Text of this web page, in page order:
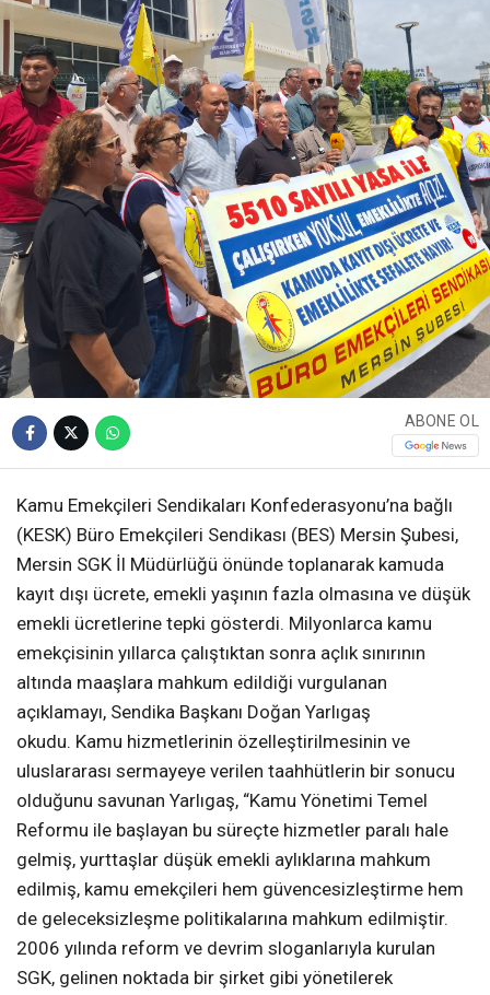
ABONE OL
Kamu Emekçileri Sendikaları Konfederasyonu’na bağlı
(KESK) Büro Emekçileri Sendikası (BES) Mersin Şubesi,
Mersin SGK İl Müdürlüğü önünde toplanarak kamuda
kayıt dışı ücrete, emekli yaşının fazla olmasına ve düşük
emekli ücretlerine tepki gösterdi. Milyonlarca kamu
emekçisinin yıllarca çalıştıktan sonra açlık sınırının
altında maaşlara mahkum edildiği vurgulanan
açıklamayı, Sendika Başkanı Doğan Yarlıgaş
okudu. Kamu hizmetlerinin özelleştirilmesinin ve
uluslararası sermayeye verilen taahhütlerin bir sonucu
olduğunu savunan Yarlıgaş, “Kamu Yönetimi Temel
Reformu ile başlayan bu süreçte hizmetler paralı hale
gelmiş, yurttaşlar düşük emekli aylıklarına mahkum
edilmiş, kamu emekçileri hem güvencesizleştirme hem
de geleceksizleşme politikalarına mahkum edilmiştir.
2006 yılında reform ve devrim sloganlarıyla kurulan
SGK, gelinen noktada bir şirket gibi yönetilerek